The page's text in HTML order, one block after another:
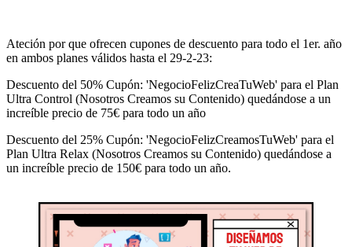
Ateción por que ofrecen cupones de descuento para todo el 1er. año
en ambos planes válidos hasta el 29-2-23:
Descuento del 50% Cupón: 'NegocioFelizCreaTuWeb' para el Plan
Ultra Control (Nosotros Creamos su Contenido) quedándose a un
increíble precio de 75€ para todo un año
Descuento del 25% Cupón: 'NegocioFelizCreamosTuWeb' para el
Plan Ultra Relax (Nosotros Creamos su Contenido) quedándose a
un increíble precio de 150€ para todo un año.